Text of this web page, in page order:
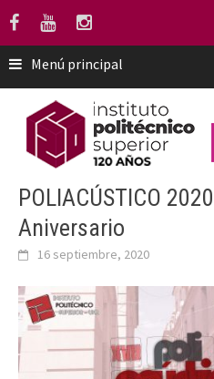
Saltar
contenido
Menú principal
POLIACÚSTICO
Aniversario
16 septiembre, 2020